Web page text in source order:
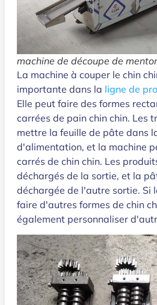
machine de découpe de
La machine à couper le chin
importante dans la ligne de
Elle peut faire des formes
carrées de pain chin chin. Les
mettre la feuille de pâte dans
d'alimentation, et la machine
carrés de chin chin. Les
déchargés de la sortie, et la
déchargée de l'autre sortie. Si
faire d'autres formes de chin
également personnaliser